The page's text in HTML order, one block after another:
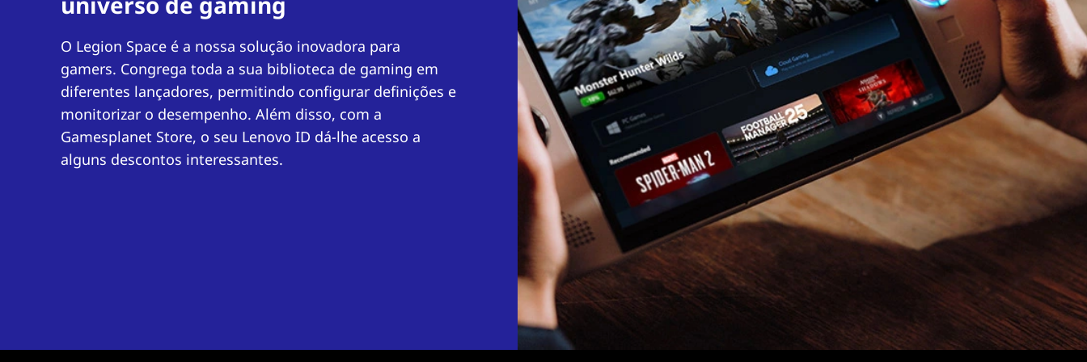
O Legion Space é a nossa solução inovadora para
gamers. Congrega toda a sua biblioteca de gaming em
diferentes lançadores, permitindo configurar definições e
monitorizar o desempenho. Além disso, com a
Gamesplanet Store, o seu Lenovo ID dá-lhe acesso a
alguns descontos interessantes.